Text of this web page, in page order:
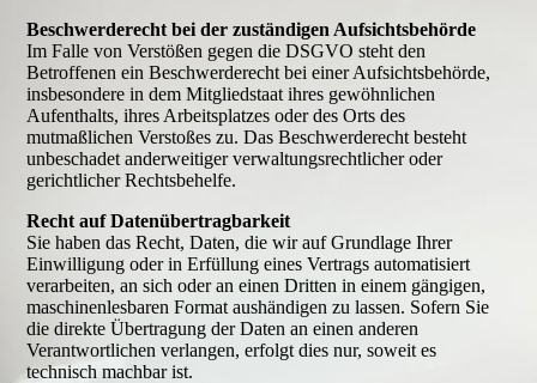
Beschwerderecht bei der zuständigen Aufsichtsbehörde
Im Falle von Verstößen gegen die DSGVO steht den
Betroffenen ein Beschwerderecht bei einer Aufsichtsbehörde,
insbesondere in dem Mitgliedstaat ihres gewöhnlichen
Aufenthalts, ihres Arbeitsplatzes oder des Orts des
mutmaßlichen Verstoßes zu. Das Beschwerderecht besteht
unbeschadet anderweitiger verwaltungsrechtlicher oder
gerichtlicher Rechtsbehelfe.
Recht auf Datenübertragbarkeit
Sie haben das Recht, Daten, die wir auf Grundlage Ihrer
Einwilligung oder in Erfüllung eines Vertrags automatisiert
verarbeiten, an sich oder an einen Dritten in einem gängigen,
maschinenlesbaren Format aushändigen zu lassen. Sofern Sie
die direkte Übertragung der Daten an einen anderen
Verantwortlichen verlangen, erfolgt dies nur, soweit es
technisch machbar ist.